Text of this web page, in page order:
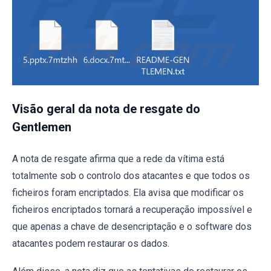
Visão geral da nota de resgate do
Gentlemen
A nota de resgate afirma que a rede da vítima está
totalmente sob o controlo dos atacantes e que todos os
ficheiros foram encriptados. Ela avisa que modificar os
ficheiros encriptados tornará a recuperação impossível e
que apenas a chave de desencriptação e o software dos
atacantes podem restaurar os dados.